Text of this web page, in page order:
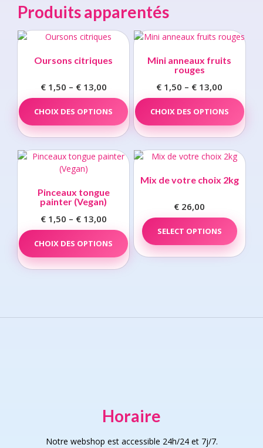
Produits apparentés
Oursons citriques
€1,50 – €13,00
range:
€ 1,50
through
€ 13,00
CHOIX DES OPTIONS
This
product
has
multiple
variants.
The
may
product
page
Mini anneaux fruits
rouges
€ 1,50 – € 13,00
range:
€ 1,50
through
€ 13,00
CHOIX DES OPTIONS
has
The
Pinceaux tongue
painter (Vegan)
€1,50 – €13,00
range:
€ 1,50
through
€ 13,00
CHOIX DES OPTIONS
This
product
has
may
Mix de votre choix 2kg
€ 26,00
SELECT OPTIONS
Horaire
Notre webshop est accessible 24h/24 et 7j/7.